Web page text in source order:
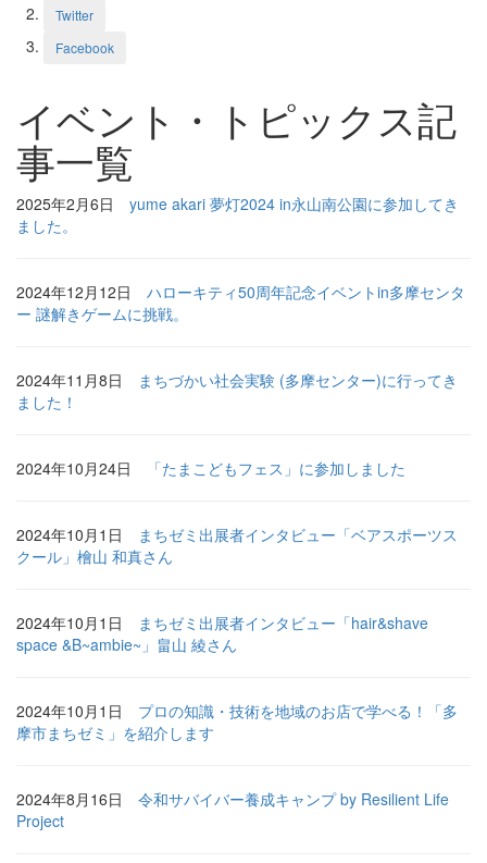
Twitter
Facebook
イベント・トピックス記
事一覧
2025年2月6日 yume akari 夢灯2024 in永山南公園に参加してき
ました。
2024年12月12日 ハローキティ50周年記念イベントin多摩センタ
ー 謎解きゲームに挑戦。
2024年11月8日 まちづかい社会実験 (多摩センター)に行ってき
ました！
2024年10月24日 「たまこどもフェス」に参加しました
2024年10月1日 まちゼミ出展者インタビュー「ベアスポーツス
クール」檜山 和真さん
2024年10月1日 まちゼミ出展者インタビュー「hair&shave
space &B~ambie~」畠山 綾さん
2024年10月1日 プロの知識・技術を地域のお店で学べる！「多
摩市まちゼミ」を紹介します
2024年8月16日 令和サバイバー養成キャンプ by Resilient Life
Project